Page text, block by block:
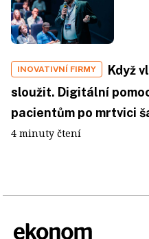
INOVATIVNÍ FIRMY
Když
sloužit. Digitální
pacientům po mrtvici
4 minuty čtení